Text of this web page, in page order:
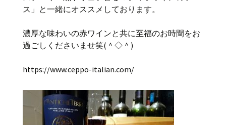
ス」と一緒にオススメしております。
濃厚な味わいの赤ワインと共に至福のお時間をお
過ごしくださいませ笑(＾◇＾)
https://www.ceppo-italian.com/